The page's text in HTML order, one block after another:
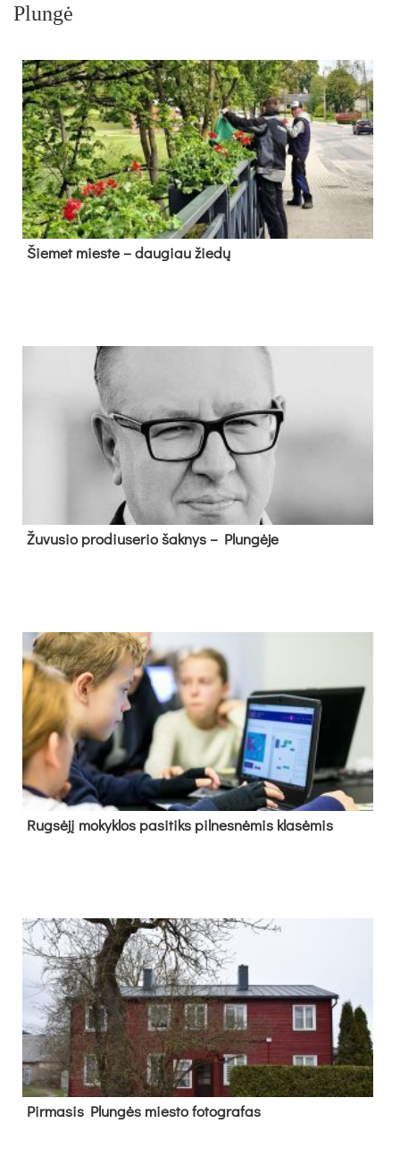
Plungė
Šie­met mies­te – dau­giau žie­dų
Žu­vu­sio pro­diu­se­rio šak­nys – Plun­gė­je
Rug­sė­jį mo­kyk­los pa­si­tiks pil­nes­nė­mis kla­sė­mis
Pir­ma­sis Plun­gės mies­to fo­tog­ra­fas